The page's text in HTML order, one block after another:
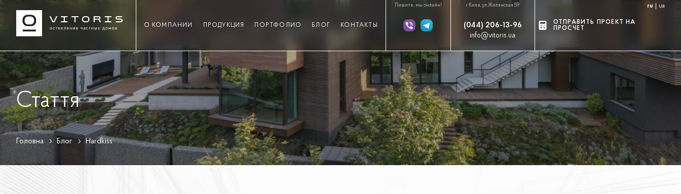
О КОМПАНИИ ПРОДУКЦИЯ ПОРТФОЛИО БЛОГ КОНТАКТЫ
Пишите, мы онлайн! г.Киев, ул.Жилянская 59
(044) 206-13-96
info@vitoris.ua
ru ua
ОТПРАВИТЬ ПРОЕКТ НА
ПРОСЧЕТ
Стаття
Головна Блог Hardkiss